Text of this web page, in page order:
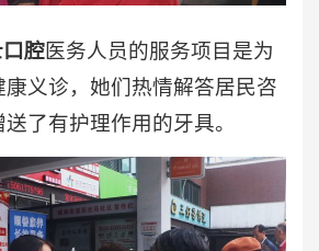
腔医务人员的服务项目是为
义诊，她们热情解答居民咨
了有护理作用的牙具。